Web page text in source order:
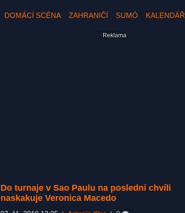
DOMÁCÍ SCÉNA ZAHRANIČÍ SUMÓ KALENDÁŘ
Do turnaje v Sao Paulu na poslední chvíli
naskakuje Veronica Macedo